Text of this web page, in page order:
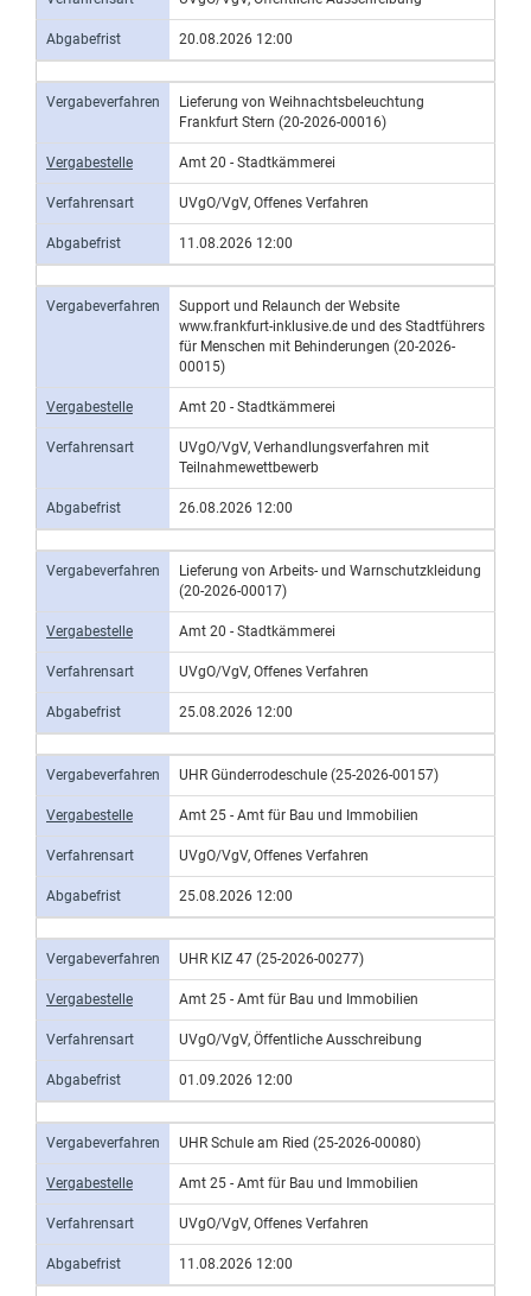
Abgabefrist 20.08.2026 12:00
Vergabeverfahren
Lieferung von Weihnachtsbeleuchtung
Frankfurt Stern (20-2026-00016)
Vergabestelle Amt 20 - Stadtkämmerei
Verfahrensart UVgO/VgV, Offenes Verfahren
Abgabefrist 11.08.2026 12:00
Vergabeverfahren
Support und Relaunch der Website
www.frankfurt-inklusive.de und des Stadtführers
für Menschen mit Behinderungen (20-2026-
00015)
Vergabestelle Amt 20 - Stadtkämmerei
Verfahrensart
UVgO/VgV, Verhandlungsverfahren mit
Teilnahmewettbewerb
Abgabefrist 26.08.2026 12:00
Vergabeverfahren
Lieferung von Arbeits- und Warnschutzkleidung
(20-2026-00017)
Vergabestelle Amt 20 - Stadtkämmerei
Verfahrensart UVgO/VgV, Offenes Verfahren
Abgabefrist 25.08.2026 12:00
Vergabeverfahren UHR Günderrodeschule (25-2026-00157)
Vergabestelle Amt 25 - Amt für Bau und Immobilien
Verfahrensart UVgO/VgV, Offenes Verfahren
Abgabefrist 25.08.2026 12:00
Vergabeverfahren UHR KIZ 47 (25-2026-00277)
Vergabestelle Amt 25 - Amt für Bau und Immobilien
Verfahrensart UVgO/VgV, Öffentliche Ausschreibung
Abgabefrist 01.09.2026 12:00
Vergabeverfahren UHR Schule am Ried (25-2026-00080)
Vergabestelle Amt 25 - Amt für Bau und Immobilien
Verfahrensart UVgO/VgV, Offenes Verfahren
Abgabefrist 11.08.2026 12:00